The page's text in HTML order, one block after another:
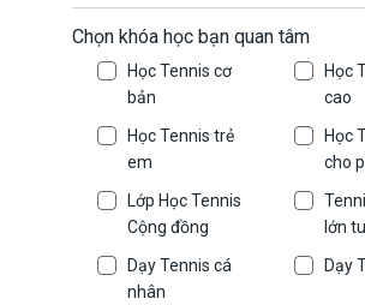
Chọn khóa học bạn quan tâm
Học Tennis cơ
bản
Học
cao
Học Tennis trẻ
em
Học
cho
Lớp Học Tennis
Cộng đồng
lớn
Dạy Tennis cá
nhân
Dạy